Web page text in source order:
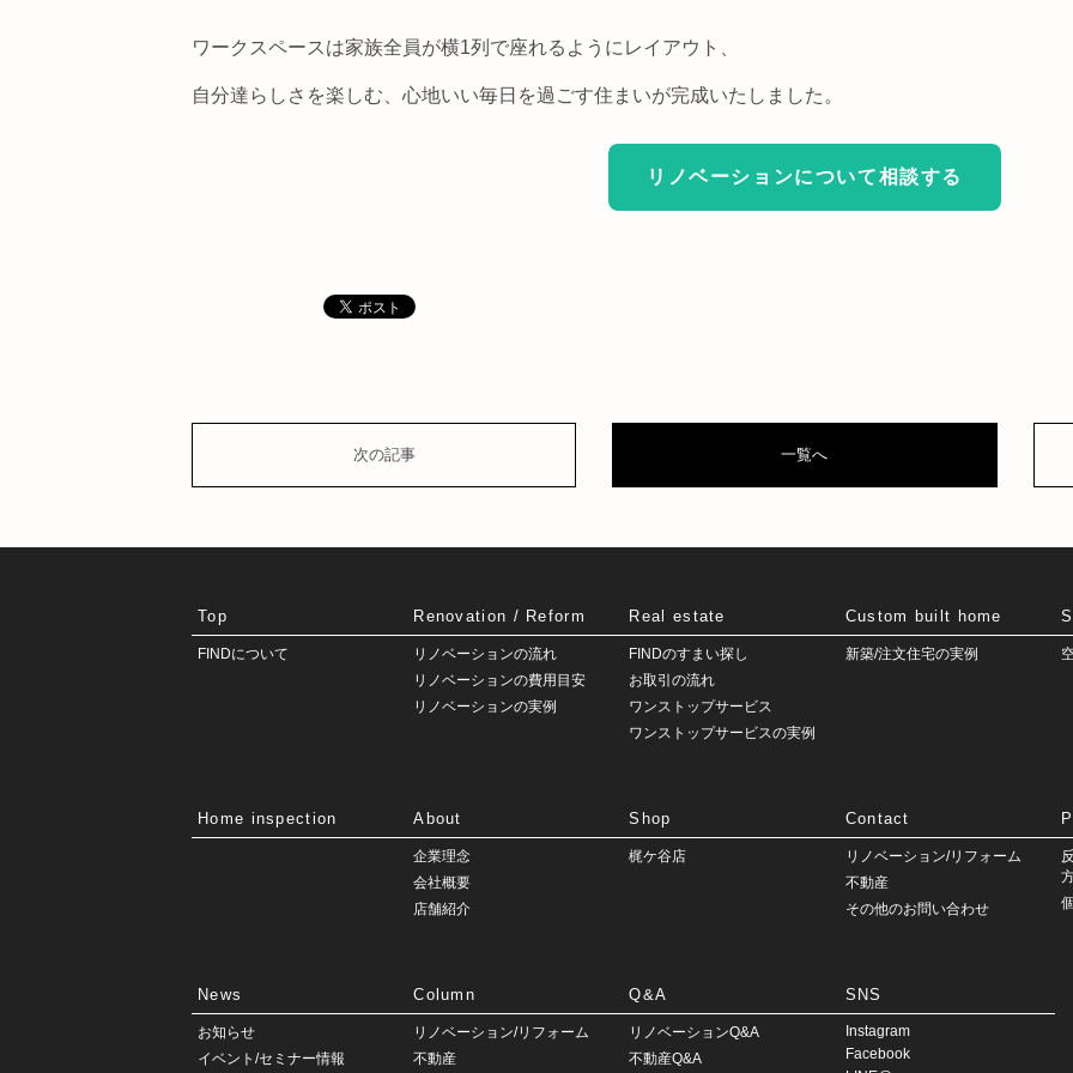
ワークスペースは家族全員が横1列で座れるようにレイアウト、
自分達らしさを楽しむ、心地いい毎日を過ごす住まいが完成いたしました。
リノベーションについて相談する
次の記事 一覧へ
Top
FINDについて
Renovation / Reform
リノベーションの流れ
リノベーションの費用目安
リノベーションの実例
Real estate
FINDのすまい探し
お取引の流れ
ワンストップサービス
ワンストップサービスの実例
Custom built home
新築/注文住宅の実例
Home inspection About
企業理念
会社概要
店舗紹介
Shop
梶ケ谷店
Contact
リノベーション/リフォーム
不動産
その他のお問い合わせ
News
お知らせ
イベント/セミナー情報
Column
リノベーション/リフォーム
不動産
Q&A
リノベーションQ&A
不動産Q&A
SNS
Instagram
Facebook